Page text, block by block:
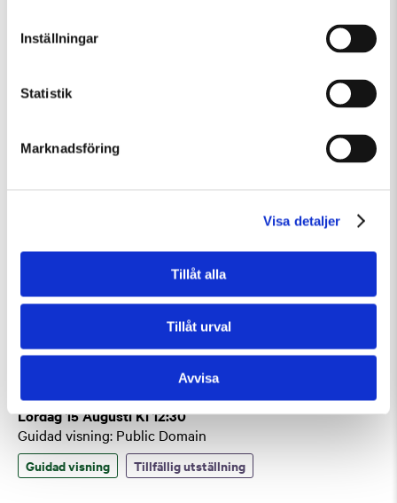
Inställningar
Statistik
Marknadsföring
Visa detaljer
Tillåt alla
Tillåt urval
Avvisa
Lördag 15 Augusti Kl 12:30
Guidad visning: Public Domain
Guidad visning Tillfällig utställning